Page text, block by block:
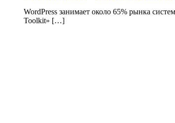
WordPress занимает около 65% рынка
Toolkit» […]